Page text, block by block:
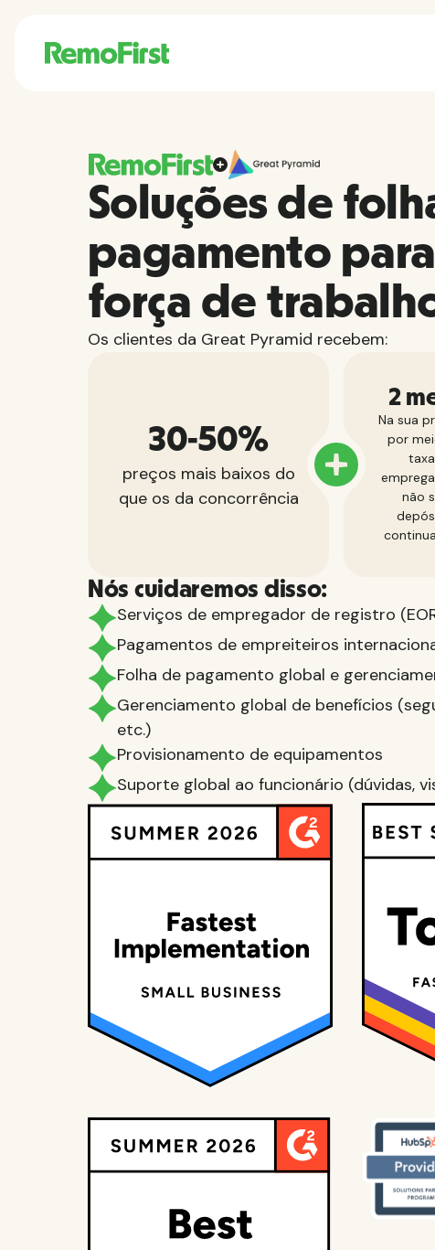
Soluções de
pagamento
força de
Os clientes da Great Pyramid recebem:
30-50%
preços mais baixos do
que os da concorrência
2
Na sua
por
não
Nós cuidaremos disso:
Serviços de empregador de registro
Pagamentos de empreiteiros
Folha de pagamento global e
Gerenciamento global de benefícios
etc.)
Provisionamento de equipamentos
Suporte global ao funcionário (dúvidas,